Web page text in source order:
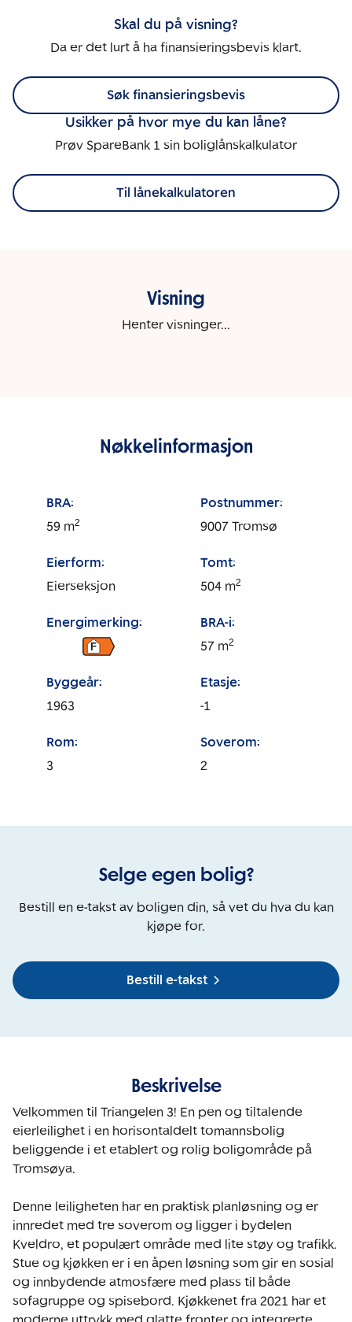
Skal du på visning?
Da er det lurt å ha finansieringsbevis klart.
Søk finansieringsbevis
Usikker på hvor mye du kan låne?
Prøv SpareBank 1 sin boliglånskalkulator
Til lånekalkulatoren
Visning
Henter visninger...
Nøkkelinformasjon
BRA:
59 m2
Postnummer:
9007 Tromsø
Eierform:
Eierseksjon
Tomt:
504 m2
Energimerking:
F
BRA-i:
57 m2
Byggeår:
1963
Etasje:
-1
Rom:
3
Soverom:
2
Selge egen bolig?
Bestill en e-takst av boligen din, så vet du hva du kan
kjøpe for.
Bestill e-takst
Beskrivelse
Velkommen til Triangelen 3! En pen og tiltalende
eierleilighet i en horisontaldelt tomannsbolig
beliggende i et etablert og rolig boligområde på
Tromsøya.
Denne leiligheten har en praktisk planløsning og er
innredet med tre soverom og ligger i bydelen
Kveldro, et populært område med lite støy og trafikk.
Stue og kjøkken er i en åpen løsning som gir en sosial
og innbydende atmosfære med plass til både
sofagruppe og spisebord. Kjøkkenet fra 2021 har et